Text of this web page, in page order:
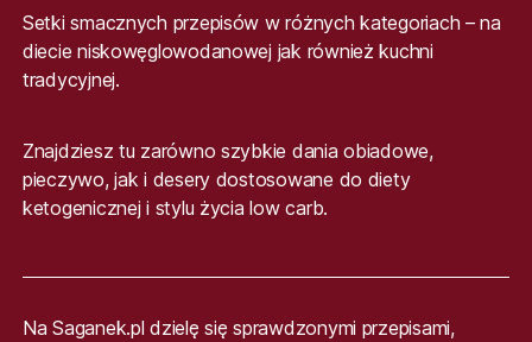
Setki smacznych przepisów w różnych kategoriach – na
diecie niskowęglowodanowej jak również kuchni
tradycyjnej.
Znajdziesz tu zarówno szybkie dania obiadowe,
pieczywo, jak i desery dostosowane do diety
ketogenicznej i stylu życia low carb.
Na Saganek.pl dzielę się sprawdzonymi przepisami,